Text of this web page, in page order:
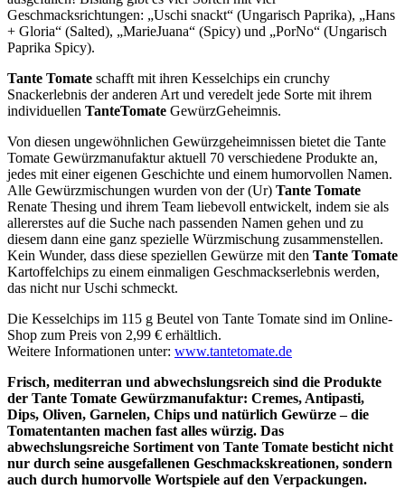
Geschmacksrichtungen: „Uschi snackt“ (Ungarisch Paprika), „Hans
+ Gloria“ (Salted), „MarieJuana“ (Spicy) und „PorNo“ (Ungarisch
Paprika Spicy).
Tante Tomate schafft mit ihren Kesselchips ein crunchy
Snackerlebnis der anderen Art und veredelt jede Sorte mit ihrem
individuellen TanteTomate GewürzGeheimnis.
Von diesen ungewöhnlichen Gewürzgeheimnissen bietet die Tante
Tomate Gewürzmanufaktur aktuell 70 verschiedene Produkte an,
jedes mit einer eigenen Geschichte und einem humorvollen Namen.
Alle Gewürzmischungen wurden von der (Ur) Tante Tomate
Renate Thesing und ihrem Team liebevoll entwickelt, indem sie als
allererstes auf die Suche nach passenden Namen gehen und zu
diesem dann eine ganz spezielle Würzmischung zusammenstellen.
Kein Wunder, dass diese speziellen Gewürze mit den Tante Tomate
Kartoffelchips zu einem einmaligen Geschmackserlebnis werden,
das nicht nur Uschi schmeckt.
Die Kesselchips im 115 g Beutel von Tante Tomate sind im Online-
Shop zum Preis von 2,99 € erhältlich.
Weitere Informationen unter: www.tantetomate.de
Frisch, mediterran und abwechslungsreich sind die Produkte
der Tante Tomate Gewürzmanufaktur: Cremes, Antipasti,
Dips, Oliven, Garnelen, Chips und natürlich Gewürze –die
Tomatentanten machen fast alles würzig. Das
abwechslungsreiche Sortiment von Tante Tomate besticht nicht
nur durch seine ausgefallenen Geschmackskreationen, sondern
auch durch humorvolle Wortspiele auf den Verpackungen.